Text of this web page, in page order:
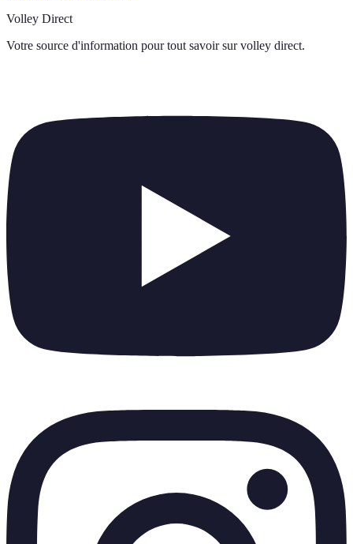
Volley Direct
Votre source d'information pour tout savoir sur volley direct.